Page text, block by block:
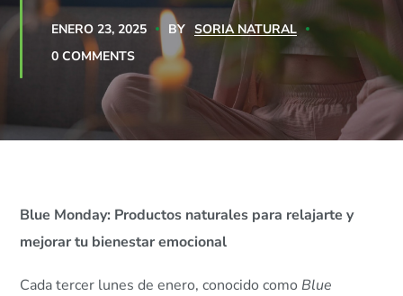
ENERO 23, 2025 BY SORIA NATURAL
0 COMMENTS
Blue Monday: Productos naturales para relajarte y
mejorar tu bienestar emocional
Cada tercer lunes de enero, conocido comoBlue